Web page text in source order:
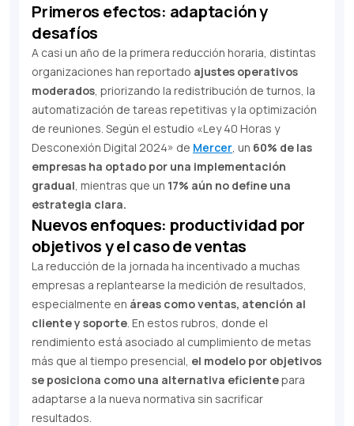
Primeros efectos: adaptación y
desafíos
A casi un año de la primera reducción horaria, distintas
organizaciones han reportado ajustes operativos
moderados, priorizando la redistribución de turnos, la
automatización de tareas repetitivas y la optimización
de reuniones. Según el estudio «Ley 40 Horas y
Desconexión Digital 2024» de Mercer, un 60% de las
empresas ha optado por una implementación
gradual, mientras que un 17% aún no define una
estrategia clara.
Nuevos enfoques: productividad por
objetivos y el caso de ventas
La reducción de la jornada ha incentivado a muchas
empresas a replantearse la medición de resultados,
especialmente en áreas como ventas, atención al
cliente y soporte. En estos rubros, donde el
rendimiento está asociado al cumplimiento de metas
más que al tiempo presencial, el modelo por objetivos
se posiciona como una alternativa eficientepara
adaptarse a la nueva normativa sin sacrificar
resultados.